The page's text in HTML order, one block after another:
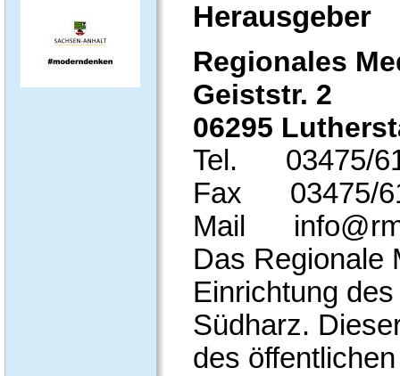
Herausgeber
Regionales
Geiststr. 2
06295
Tel.
03475/
Fax
03475/
Mail
Das Regionale
Einrichtung
Südharz.
des